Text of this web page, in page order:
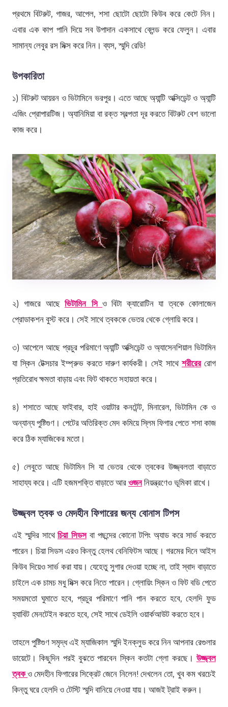
প্রথমে বিটরুট, গাজর, আপেল, শসা ছোটো ছোটো কিউব করে কেটে নিন।
এবার এক কাপ পানি দিয়ে সব উপাদান একসাথে ব্লেন্ড করে ফেলুন। এবার
সামান্য লেবুর রস মিক্স করে নিন। ব্যস, স্মুদি রেডি!
উপকারিতা
১) বিটরুট আয়রন ও ভিটামিনে ভরপুর। এতে আছে অ্যান্টি অক্সিডেন্ট ও অ্যান্টি
এজিং প্রোপারটিজ। অ্যানিমিয়া বা রক্ত স্বল্পতা দূর করতে বিটরুট বেশ ভালো
কাজ করে।
২) গাজরে আছেভিটামিন সি ও বিটা ক্যারোটিন যা ত্বকে কোলাজেন
প্রোডাকশন বুস্ট করে। সেই সাথে ত্বককে ভেতর থেকে গ্লোয়ি করে।
৩) আপেলে আছে প্রচুর পরিমাণে অ্যান্টি অক্সিডেন্ট ও অ্যাসেনশিয়াল ভিটামিন
যা স্কিন টেক্সচার ইম্প্রুভ করতে দারুণ কার্যকরী। সেই সাথেশরীরেররোগ
প্রতিরোধ ক্ষমতা বাড়ায় এবং ফিট থাকতে সহায়তা করে।
৪) শসাতে আছে ফাইবার, হাই ওয়াটার কনটেন্ট, মিনারেল, ভিটামিন কে ও
অন্যান্য পুষ্টিগুণ। পেটের অতিরিক্ত মেদ কমিয়ে স্লিম ফিগার পেতে শসা কাজ
করে ঠিক ম্যাজিকের মতো।
৫) লেবুতে আছে ভিটামিন সি যা ভেতর থেকে ত্বকের উজ্জ্বলতা বাড়াতে
সাহায্য করে। এটি হজমশক্তি বাড়াতে আর ওজননিয়ন্ত্রণেও ভূমিকা রাখে।
উজ্জ্বল ত্বক ও মেদহীন ফিগারের জন্য বোনাস টিপস
এই স্মুদির সাথেচিয়া সিডসবা পছন্দের কোনো টপিং অ্যাড করে সার্ভ করতে
পারেন। চিয়া সিডস এরও কিন্তু হেলথ বেনিফিটস আছে। গরমের দিনে আইস
কিউব দিয়েও সার্ভ করা যায়। যেহেতু সুগার দেওয়া হচ্ছে না, তাই স্বাদ বাড়াতে
চাইলে এক চামচ মধু মিক্স করে নিতে পারেন। গ্লোয়িং স্কিন ও ফিট বডি পেতে
সময়মতো ঘুমাতে হবে, প্রচুর পরিমাণে পানি পান করতে হবে, হেলদি ফুড
হ্যাবিট মেনটেইন করতে হবে, সেই সাথে ডেইলি ওয়ার্কআউট করতে হবে।
তাহলে পুষ্টিগুণ সমৃদ্ধ এই ম্যাজিকাল স্মুদি ইনক্লুড করে নিন আপনার রেগুলার
ডায়েটে। কিছুদিন পরই বুঝতে পারবেন স্কিন কতটা গ্লো করছে। উজ্জ্বল
ত্বক ও মেদহীন ফিগারের সিক্রেট জেনে নিলেন! দেখলেন তো, খুব কম খরচেই
কিন্তু ঘরে হেলদি ও টেস্টি স্মুদি বানিয়ে নেওয়া যায়। আজই ট্রাই করুন।